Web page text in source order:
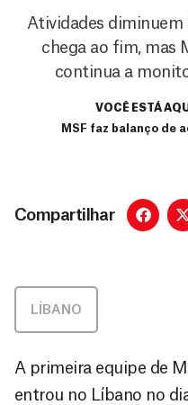
Atividades diminuem
chega ao fim, mas
continua a
VOCÊ ESTÁ
MSF faz balanço de
Compartilhar
LÍBANO
A primeira equipe de
entrou no Líbano no